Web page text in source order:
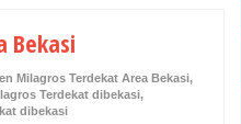
Bekasi
Milagros Terdekat Area Bekasi,
Terdekat dibekasi,
dibekasi